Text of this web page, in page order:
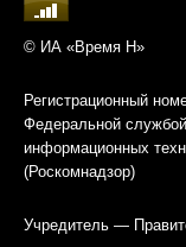
© ИА «Время Н»
Регистрационный
Федеральной
информационных
(Роскомнадзор)
Учредитель —